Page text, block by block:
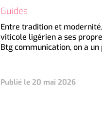
Guides
Entre tradition et
viticole ligérien a ses
Btg communication, on a un
Publié le 20 mai 2026